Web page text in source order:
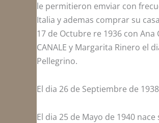
le permitieron emviar con
Italia y ademas comprar su
17 de Octubre re 1936 con
CANALE y Margarita Rinero el
Pellegrino.
El dia 26 de Septiembre de
El dia 25 de Mayo de 1940